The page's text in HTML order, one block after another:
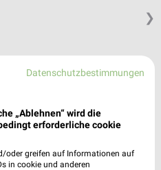
❯
Weitramsdorf
2 Prospekte
Datenschutzbestimmungen
„Ablehnen“ wird die
erforderliche cookie
oder greifen auf Informationen auf
in cookie und anderen